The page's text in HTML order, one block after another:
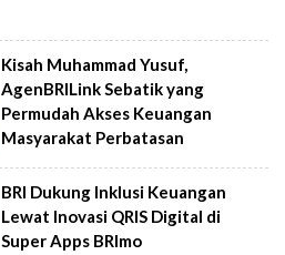
Kisah Muhammad Yusuf,
AgenBRILink Sebatik yang
Permudah Akses Keuangan
Masyarakat Perbatasan
BRI Dukung Inklusi Keuangan
Lewat Inovasi QRIS Digital di
Super Apps BRImo